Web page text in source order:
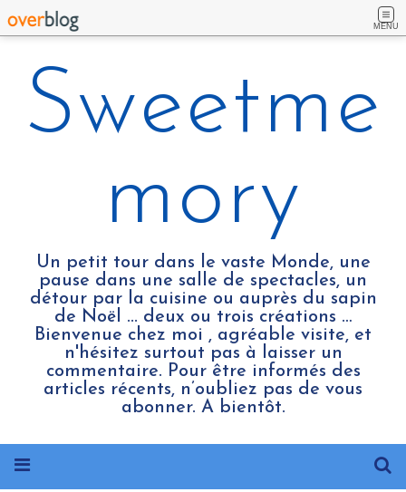
MENU
Sweetme
mory
Un petit tour dans le vaste Monde, une
pause dans une salle de spectacles, un
détour par la cuisine ou auprès du sapin
de Noël ... deux ou trois créations …
Bienvenue chez moi , agréable visite, et
n'hésitez surtout pas à laisser un
commentaire. Pour être informés des
articles récents, n’oubliez pas de vous
abonner. A bientôt.